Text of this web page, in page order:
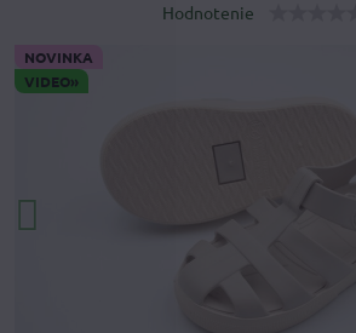
NOVINKA
VIDEO»
Hodnotenie